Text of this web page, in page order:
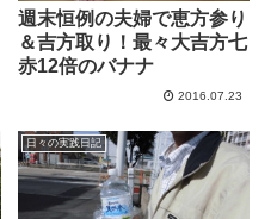
週末恒例の夫婦で恵方参り
＆吉方取り！最々大吉方七
赤12倍のバナナ
2016.07.23
日々の実践日記